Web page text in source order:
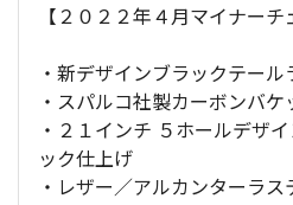
【２０２２年４月マイナーチ
・新デザインブラックテール
・スパルコ社製カーボンバケ
・２１インチ ５ホールデザ
ック仕上げ
・レザー／アルカンターラ